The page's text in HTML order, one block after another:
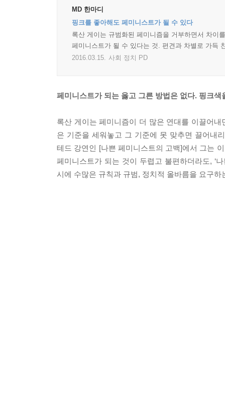
MD 한마디
핑크를 좋아해도 페미니스트가 될 수 있다
록산 게이는 규범화된 페미니즘을 거부하면서 차이
페미니스트가 될 수 있다는 것. 편견과 차별로 가득
2016.03.15. 사회 정치 PD
페미니스트가 되는 옳고 그른 방법은 없다. 핑크
록산 게이는 페미니즘이 더 많은 연대를 이끌어
은 기준을 세워놓고 그 기준에 못 맞추면 끌어내
테드 강연인 [나쁜 페미니스트의 고백]에서 그는
페미니스트가 되는 것이 두렵고 불편하더라도, ‘
시에 수많은 규칙과 규범, 정치적 올바름을 요구